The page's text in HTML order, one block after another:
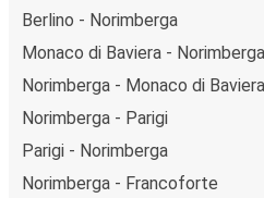
Berlino - Norimberga
Monaco di Baviera - Norimberga
Norimberga - Monaco di Baviera
Norimberga - Parigi
Parigi - Norimberga
Norimberga - Francoforte